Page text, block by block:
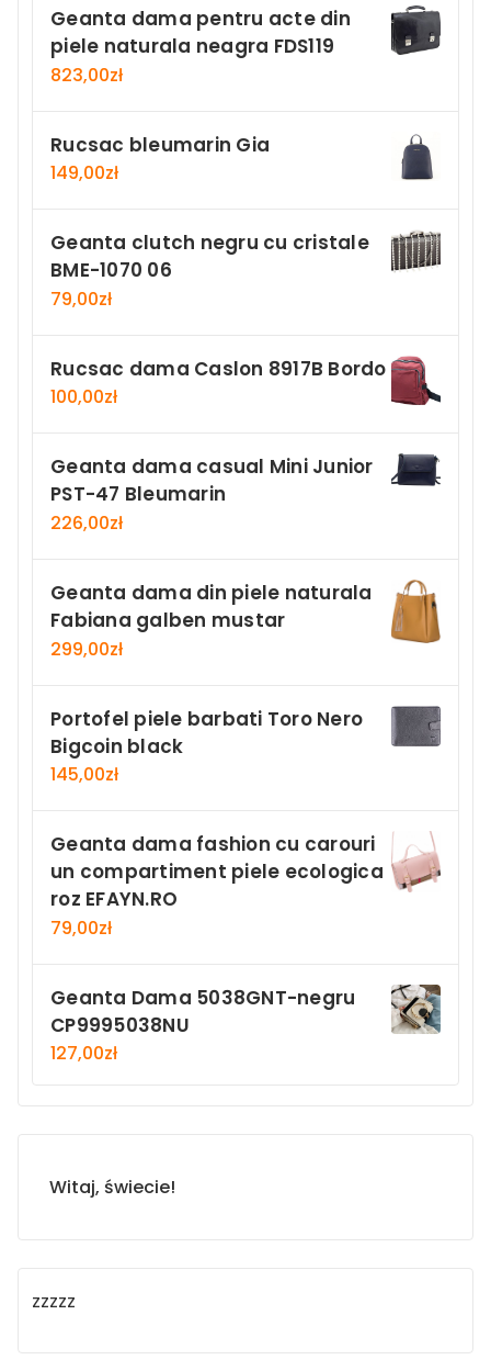
Geanta dama pentru acte din
piele naturala neagra FDS119
823,00zł
Rucsac bleumarin Gia
149,00zł
Geanta clutch negru cu cristale
BME-1070 06
79,00zł
Rucsac dama Caslon 8917B Bordo
100,00zł
Geanta dama casual Mini Junior
PST-47 Bleumarin
226,00zł
Geanta dama din piele naturala
Fabiana galben mustar
299,00zł
Portofel piele barbati Toro Nero
Bigcoin black
145,00zł
Geanta dama fashion cu carouri
un compartiment piele ecologica
roz EFAYN.RO
79,00zł
Geanta Dama 5038GNT-negru
CP9995038NU
127,00zł
Witaj, świecie!
zzzzz